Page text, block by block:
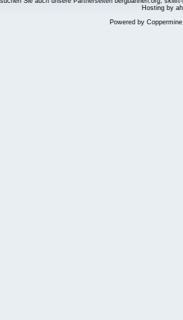
Hosting by
Powered by